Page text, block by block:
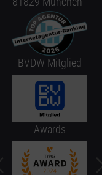
BVDW Mitglied
Awards
slide
of 5